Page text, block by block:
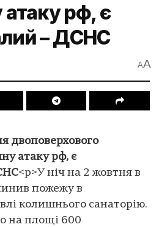
атаку рф, є
– ДСНС
AA
двоповерхового
атаку рф, є
<p>У ніч на 2 жовтня в
пожежу в
колишнього санаторію.
на площі 600